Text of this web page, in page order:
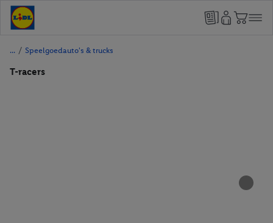
/ Speelgoedauto's & trucks
T-racers